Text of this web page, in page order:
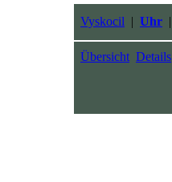
Vyskocil | Uhr |
Übersicht Details